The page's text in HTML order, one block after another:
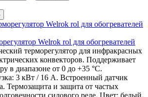
Welrok rol для обогревателей
терморегулятор для инфракрасных
конвекторов. Поддерживает
в диапазоне от 0 до +35 °С.
3 кВт / 16 А. Встроенный датчик
Термозащита и защита от частых
силового реле. Цвет: белый.